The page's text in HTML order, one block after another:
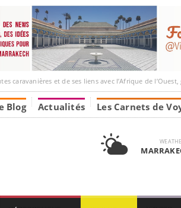
ses liens avec l’Afrique de l’Ouest, grâce à l’espace
Blog Actualités Les Carnets de